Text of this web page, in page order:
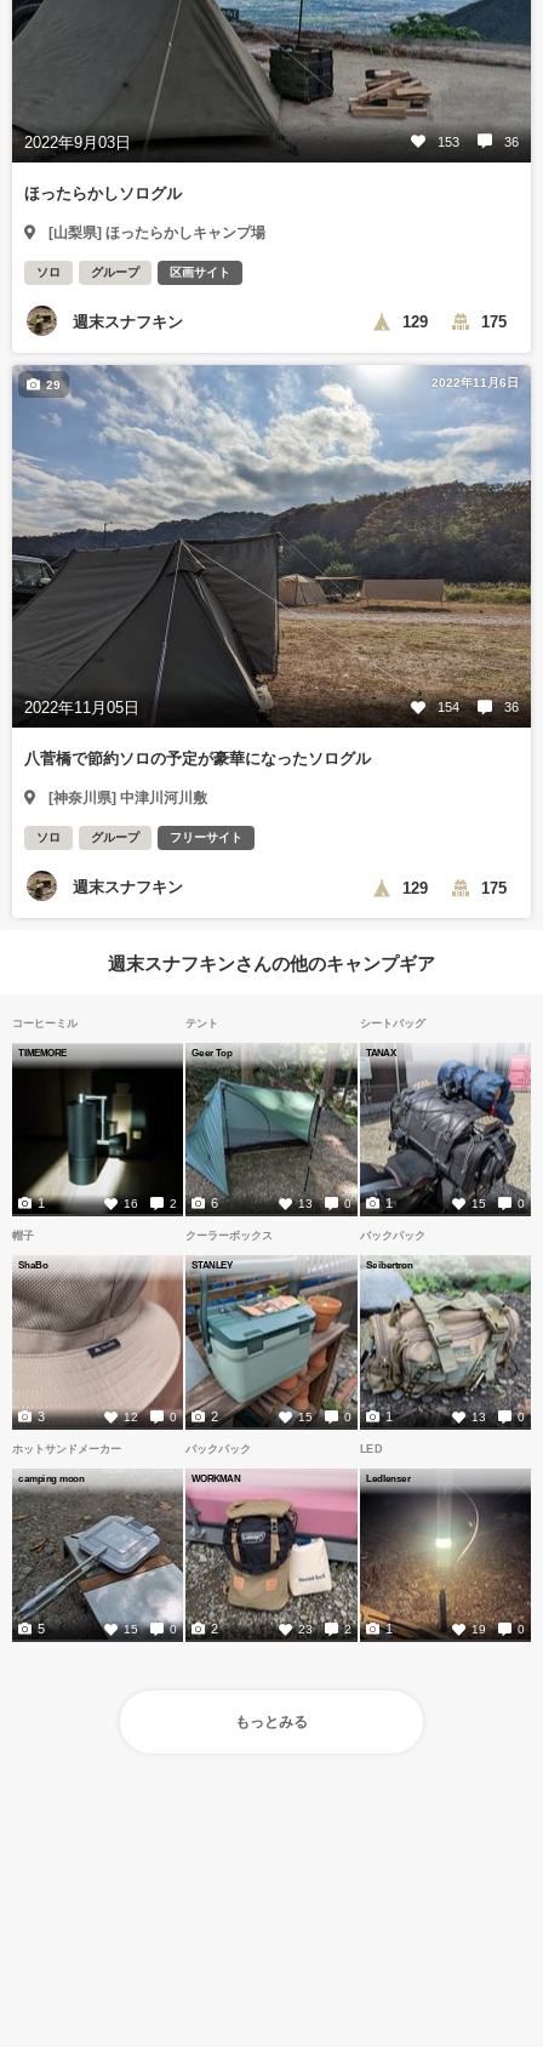
2022年9月03日 153 36
ほったらかしソログル
[山梨県] ほったらかしキャンプ場
ソロ グループ 区画サイト
週末スナフキン 129 175
2022年11月6日
2022年11月05日 154 36
29
八菅橋で節約ソロの予定が豪華になったソログル
[神奈川県] 中津川河川敷
ソロ グループ フリーサイト
週末スナフキン 129 175
週末スナフキンさんの他のキャンプギア
コーヒーミル
TIMEMORE
16 2
1
テント
Geer Top
13 0
6
シートバッグ
TANAX
15 0
1
帽子
ShaBo
12 0
3
クーラーボックス
STANLEY
15 0
2
バックパック
Seibertron
13 0
1
ホットサンドメーカー
camping moon
15 0
5
バックパック
WORKMAN
23 2
2
LED
Ledlenser
19 0
1
もっとみる